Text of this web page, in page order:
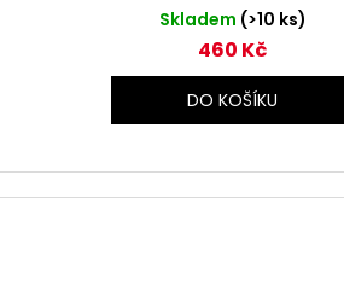
Skladem (>10 ks)
460 Kč
DO KOŠÍKU